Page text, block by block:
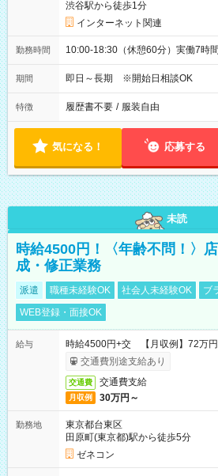
渋谷駅から徒歩1分
インターネット関連
勤務時間 10:00-18:30（休憩60分）実働7時
期間 即日～長期 ※開始日相談OK
特徴 履歴書不要 / 服装自由
気になる！ 応募する
未読
時給4500円！〈年齢不問！〉
成・修正業務
派遣 職種未経験OK 社会人未経験OK
ブ
WEB登録・面接OK
給与
時給4500円+交 【月収例】72万円
交通費別途支給あり
交通費 交通費支給
月収例 30万円～
勤務地
東京都台東区
田原町(東京都)駅から徒歩5分
ゼネコン